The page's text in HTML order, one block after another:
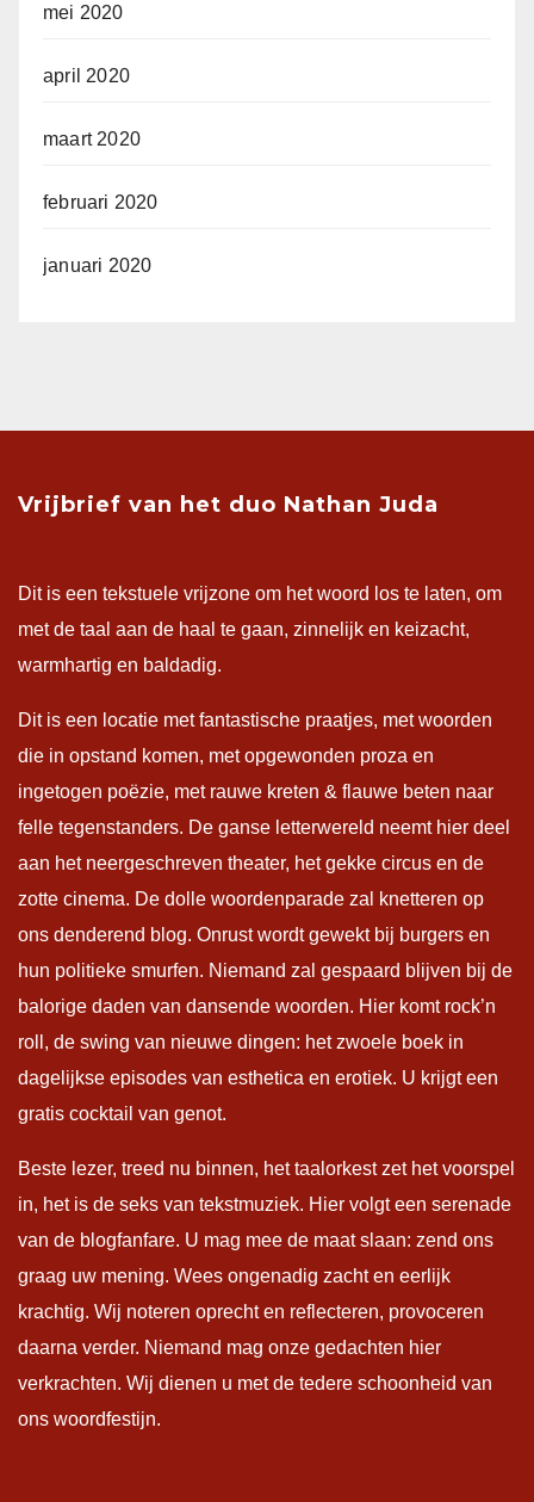
mei 2020
april 2020
maart 2020
februari 2020
januari 2020
Vrijbrief van het duo Nathan Juda
Dit is een tekstuele vrijzone om het woord los te laten, om
met de taal aan de haal te gaan, zinnelijk en keizacht,
warmhartig en baldadig.
Dit is een locatie met fantastische praatjes, met woorden
die in opstand komen, met opgewonden proza en
ingetogen poëzie, met rauwe kreten & flauwe beten naar
felle tegenstanders. De ganse letterwereld neemt hier deel
aan het neergeschreven theater, het gekke circus en de
zotte cinema. De dolle woordenparade zal knetteren op
ons denderend blog. Onrust wordt gewekt bij burgers en
hun politieke smurfen. Niemand zal gespaard blijven bij de
balorige daden van dansende woorden. Hier komt rock’n
roll, de swing van nieuwe dingen: het zwoele boek in
dagelijkse episodes van esthetica en erotiek. U krijgt een
gratis cocktail van genot.
Beste lezer, treed nu binnen, het taalorkest zet het voorspel
in, het is de seks van tekstmuziek. Hier volgt een serenade
van de blogfanfare. U mag mee de maat slaan: zend ons
graag uw mening. Wees ongenadig zacht en eerlijk
krachtig. Wij noteren oprecht en reflecteren, provoceren
daarna verder. Niemand mag onze gedachten hier
verkrachten. Wij dienen u met de tedere schoonheid van
ons woordfestijn.